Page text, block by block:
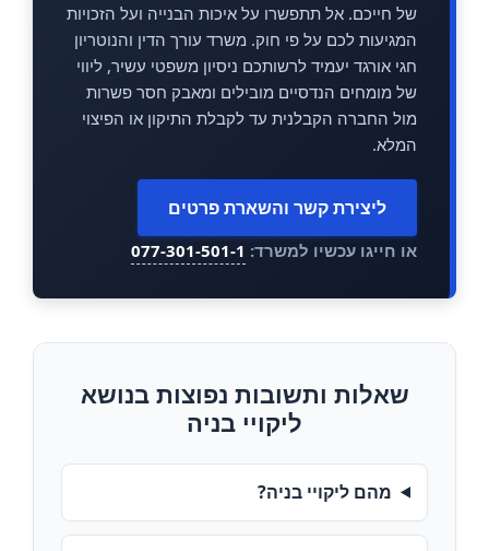
של חייכם. אל תתפשרו על איכות הבנייה ועל הזכויות
המגיעות לכם על פי חוק. משרד עורך הדין והנוטריון
חגי אורגד יעמיד לרשותכם ניסיון משפטי עשיר, ליווי
של מומחים הנדסיים מובילים ומאבק חסר פשרות
מול החברה הקבלנית עד לקבלת התיקון או הפיצוי
המלא.
ליצירת קשר והשארת פרטים
או חייגו עכשיו למשרד: 077-301-501-1
שאלות ותשובות נפוצות בנושא
ליקויי בניה
מהם ליקויי בניה?